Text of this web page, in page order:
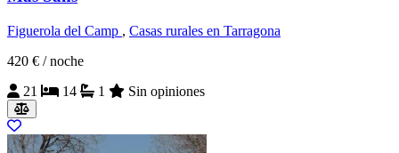
Figuerola del Camp , Casas rurales en Tarragona
420 € / noche
21
14 1 Sin opiniones